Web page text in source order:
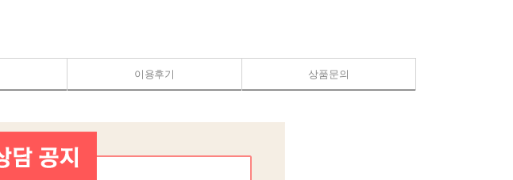
이용후기 상품문의